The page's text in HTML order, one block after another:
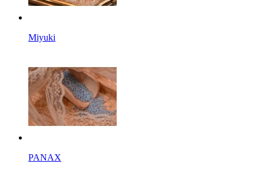
Miyuki
PANAX